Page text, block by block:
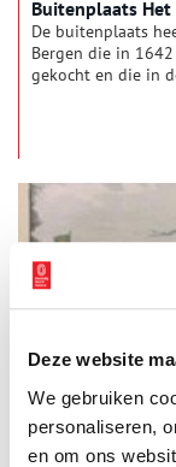
Deze website
We gebruiken
personaliseren,
en om ons
Buitenplaats Het
De buitenplaats
Bergen die in
gekocht en die in
buitenplaats is de
structuur is nog
vijand
‘Dat men nimmer
vliegen zag de